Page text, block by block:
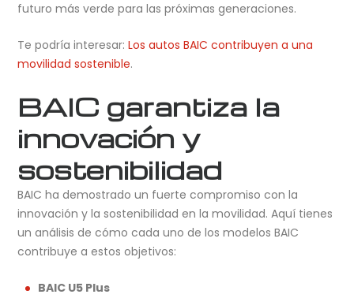
futuro más verde para las próximas generaciones.
Te podría interesar:Los autos BAIC contribuyen a una
movilidad sostenible.
BAIC garantiza la
innovación y
sostenibilidad
BAIC ha demostrado un fuerte compromiso con la
innovación y la sostenibilidad en la movilidad. Aquí tienes
un análisis de cómo cada uno de los modelos BAIC
contribuye a estos objetivos:
BAIC U5 Plus